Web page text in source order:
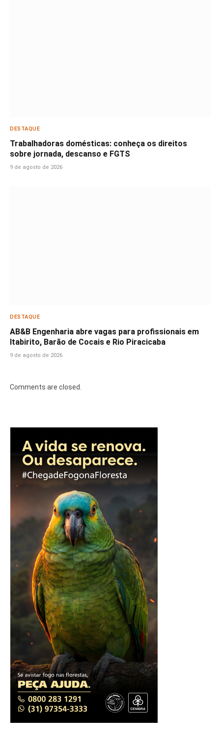
DESTAQUE
Trabalhadoras domésticas: conheça os direitos
sobre jornada, descanso e FGTS
9 de agosto de 2026
DESTAQUE
AB&B Engenharia abre vagas para profissionais em
Itabirito, Barão de Cocais e Rio Piracicaba
9 de agosto de 2026
Comments are closed.